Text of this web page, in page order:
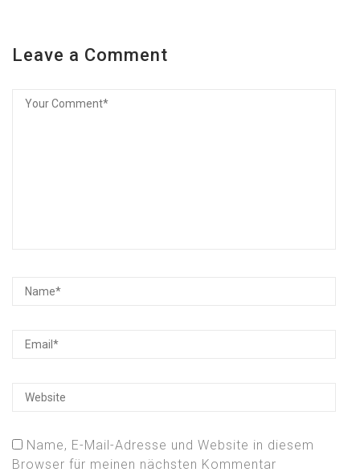
Leave a Comment
Name, E-Mail-Adresse und Website in diesem
Browser für meinen nächsten Kommentar